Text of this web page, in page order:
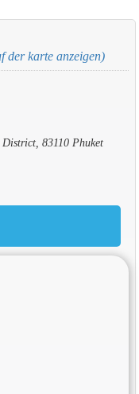
der karte anzeigen)
83110 Phuket